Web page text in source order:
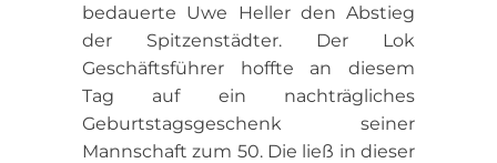
bedauerte Uwe Heller den Abstieg
der Spitzenstädter. Der Lok
Geschäftsführer hoffte an diesem
Tag auf ein nachträgliches
Geburtstagsgeschenk seiner
Mannschaft zum 50. Die ließ in dieser